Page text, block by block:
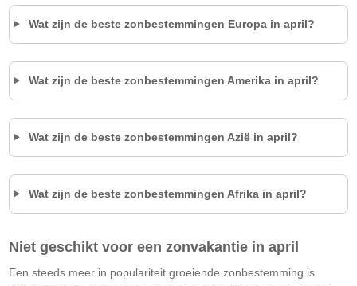
Wat zijn de beste zonbestemmingen Europa in april?
Wat zijn de beste zonbestemmingen Amerika in april?
Wat zijn de beste zonbestemmingen Azië in april?
Wat zijn de beste zonbestemmingen Afrika in april?
Niet geschikt voor een zonvakantie in april
Een steeds meer in populariteit groeiende zonbestemming is